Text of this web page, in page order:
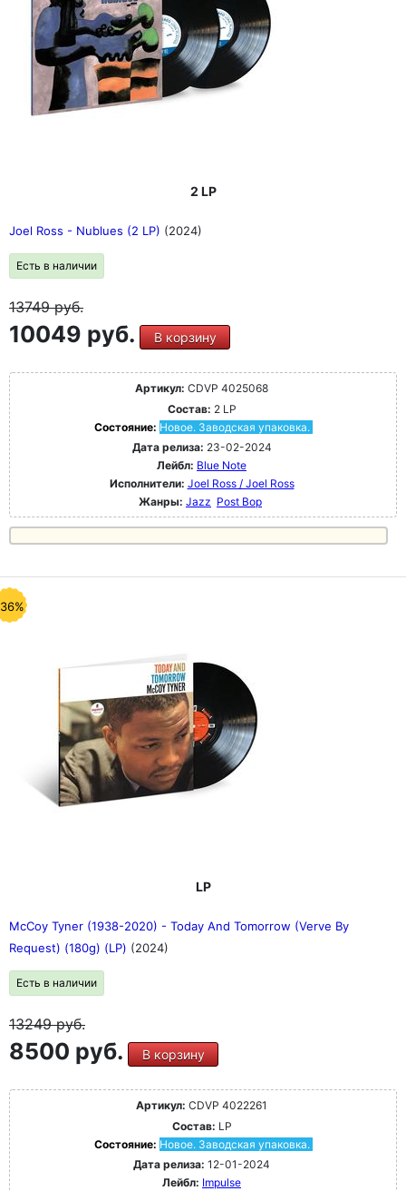
2 LP
Joel Ross - Nublues (2 LP) (2024)
Есть в наличии
13749руб.
10049 руб. В корзину
Артикул: CDVP 4025068
Состав: 2 LP
Состояние: Новое. Заводская упаковка.
Дата релиза: 23-02-2024
Лейбл: Blue Note
Исполнители: Joel Ross / Joel Ross
Жанры: Jazz Post Bop
LP
McCoy Tyner (1938-2020) - Today And Tomorrow (Verve By
Request) (180g) (LP) (2024)
Есть в наличии
13249руб.
8500 руб. В корзину
Артикул: CDVP 4022261
Состав: LP
Состояние: Новое. Заводская упаковка.
Дата релиза: 12-01-2024
Лейбл: Impulse